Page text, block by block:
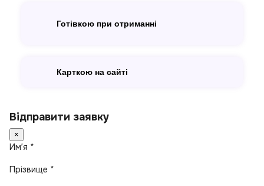
Готівкою при отриманні
Карткою на сайті
Відправити заявку
×
Имʼя *
Прізвище *